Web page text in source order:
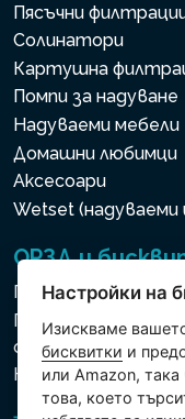
Пясъчни
Солинатори
Картушна
Помпи за надуване
Надуваеми мебели
Домашни любимци
Аксесоари
Wetset (надуваеми
ОРЗД и
Политика за
Политика за
обработвани
Настройки на
Настройки на
Изискваме
бисквитки и
или Amazon,
това, което